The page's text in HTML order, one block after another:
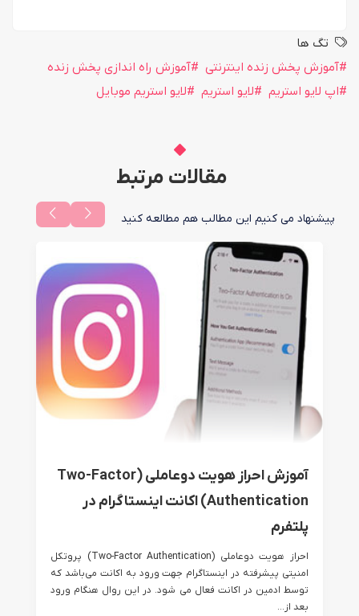
تگ ها
آموزش پخش زنده اینترنتی
آموزش راه اندازی پخش زنده
اپ لایو استریم
لایو استریم لایو استریم موبایل
مقالات مرتبط
پیشنهاد می کنیم این مطالب هم مطالعه کنید
آموزش احراز هویت دوعاملی (Two-Factor
Authentication) اکانت اینستاگرام در
پلتفرم
احراز هویت دوعاملی (Two-Factor Authentication) پروتکل
امنیتی پیشرفته در اینستاگرام جهت ورود به اکانت می‌باشد که
توسط ادمین در اکانت فعال می شود. در این روال هنگام ورود
بعد از...